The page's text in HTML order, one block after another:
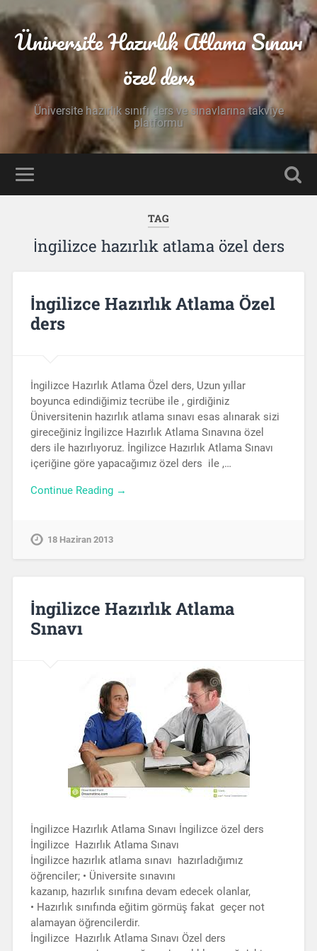
Üniversite Hazırlık Atlama Sınavı
özel ders
Üniversite hazırlık sınıfı ders ve sınavlarına takviye
platformu
TAG
İngilizce hazırlık atlama özel ders
İngilizce Hazırlık Atlama Özel
ders
İngilizce Hazırlık Atlama Özel ders, Uzun yıllar
boyunca edindiğimiz tecrübe ile , girdiğiniz
Üniversitenin hazırlık atlama sınavı esas alınarak sizi
gireceğiniz İngilizce Hazırlık Atlama Sınavına özel
ders ile hazırlıyoruz. İngilizce Hazırlık Atlama Sınavı
içeriğine göre yapacağımız özel ders ile ,…
Continue Reading →
18 Haziran 2013
İngilizce Hazırlık Atlama
Sınavı
İngilizce Hazırlık Atlama Sınavı İngilizce özel ders
İngilizce Hazırlık Atlama Sınavı
İngilizce hazırlık atlama sınavı hazırladığımız
öğrenciler; • Üniversite sınavını
kazanıp, hazırlık sınıfına devam edecek olanlar,
• Hazırlık sınıfında eğitim görmüş fakat geçer not
alamayan öğrencilerdir.
İngilizce Hazırlık Atlama Sınavı Özel ders